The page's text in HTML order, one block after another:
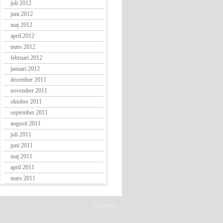
juli 2012
juni 2012
maj 2012
april 2012
mars 2012
februari 2012
januari 2012
december 2011
november 2011
oktober 2011
september 2011
augusti 2011
juli 2011
juni 2011
maj 2011
april 2011
mars 2011